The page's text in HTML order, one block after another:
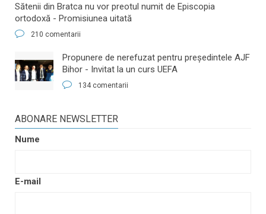
Sătenii din Bratca nu vor preotul numit de Episcopia
ortodoxă - Promisiunea uitată
210 comentarii
​Propunere de nerefuzat pentru preşedintele AJF
Bihor - Invitat la un curs UEFA
134 comentarii
ABONARE NEWSLETTER
Nume
E-mail